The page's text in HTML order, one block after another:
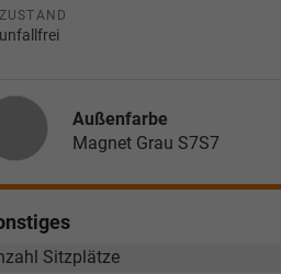
ZUSTAND
unfallfrei
Außenfarbe
Magnet Grau S7S7
Sitzplätze